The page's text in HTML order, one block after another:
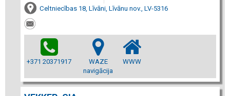
Celtniecības 18, Līvāni, Līvānu nov., LV-5316
+371 20371917
WAZE
navigācija
WWW